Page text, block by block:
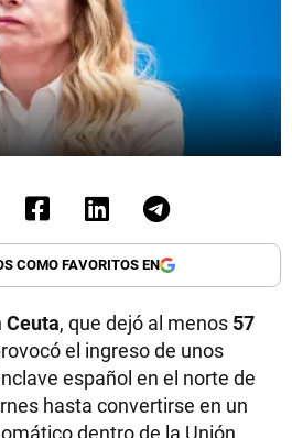
COMO FAVORITOS EN
Ceuta, que dejó al menos 57
el ingreso de unos
español en el norte de
hasta convertirse en un
dentro de la Unión